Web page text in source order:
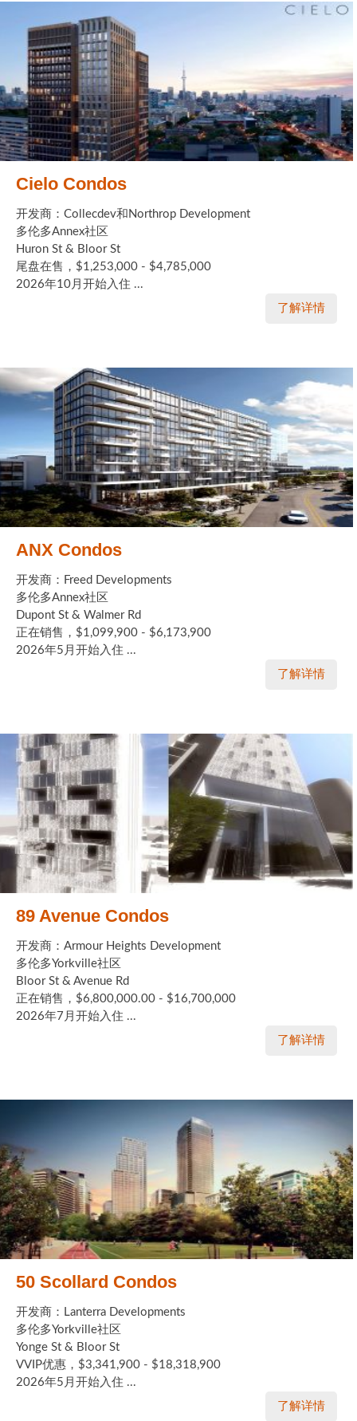
Cielo Condos
开发商：Collecdev和Northrop Development
多伦多Annex社区
Huron St & Bloor St
尾盘在售，$1,253,000 - $4,785,000
2026年10月开始入住 ...
了解详情
ANX Condos
开发商：Freed Developments
多伦多Annex社区
Dupont St & Walmer Rd
正在销售，$1,099,900 - $6,173,900
2026年5月开始入住 ...
了解详情
89 Avenue Condos
开发商：Armour Heights Development
多伦多Yorkville社区
Bloor St & Avenue Rd
正在销售，$6,800,000.00 - $16,700,000
2026年7月开始入住 ...
了解详情
50 Scollard Condos
开发商：Lanterra Developments
多伦多Yorkville社区
Yonge St & Bloor St
VVIP优惠，$3,341,900 - $18,318,900
2026年5月开始入住 ...
了解详情